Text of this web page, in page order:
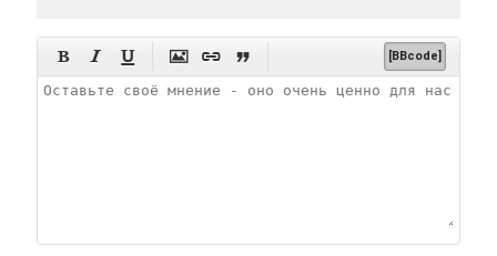
      [BBcode]